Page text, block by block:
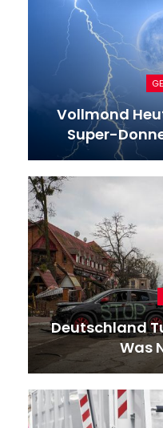
Vollmond
Super-
Deutschland
Was